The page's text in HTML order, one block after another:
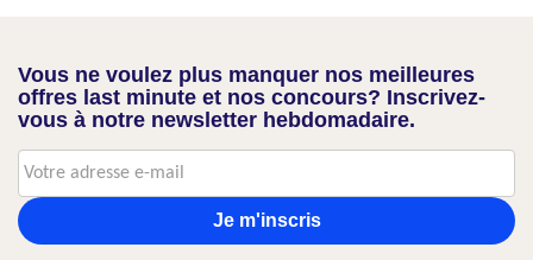
Vous ne voulez plus manquer nos meilleures
offres last minute et nos concours? Inscrivez-
vous à notre newsletter hebdomadaire.
Je m'inscris